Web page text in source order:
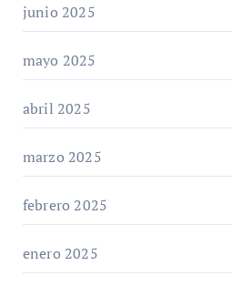
junio 2025
mayo 2025
abril 2025
marzo 2025
febrero 2025
enero 2025